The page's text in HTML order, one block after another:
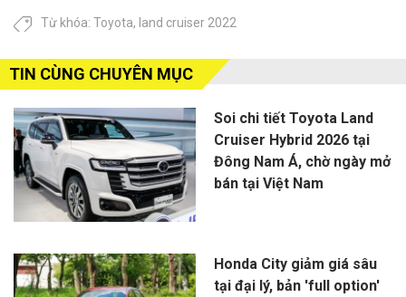
Từ khóa: Toyota, land cruiser 2022
TIN CÙNG CHUYÊN MỤC
Soi chi tiết Toyota Land
Cruiser Hybrid 2026 tại
Đông Nam Á, chờ ngày mở
bán tại Việt Nam
Honda City giảm giá sâu
tại đại lý, bản 'full option'